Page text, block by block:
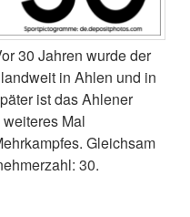
30 Jahren wurde der
in Ahlen und in
ist das Ahlener
Mal
Gleichsam
30.